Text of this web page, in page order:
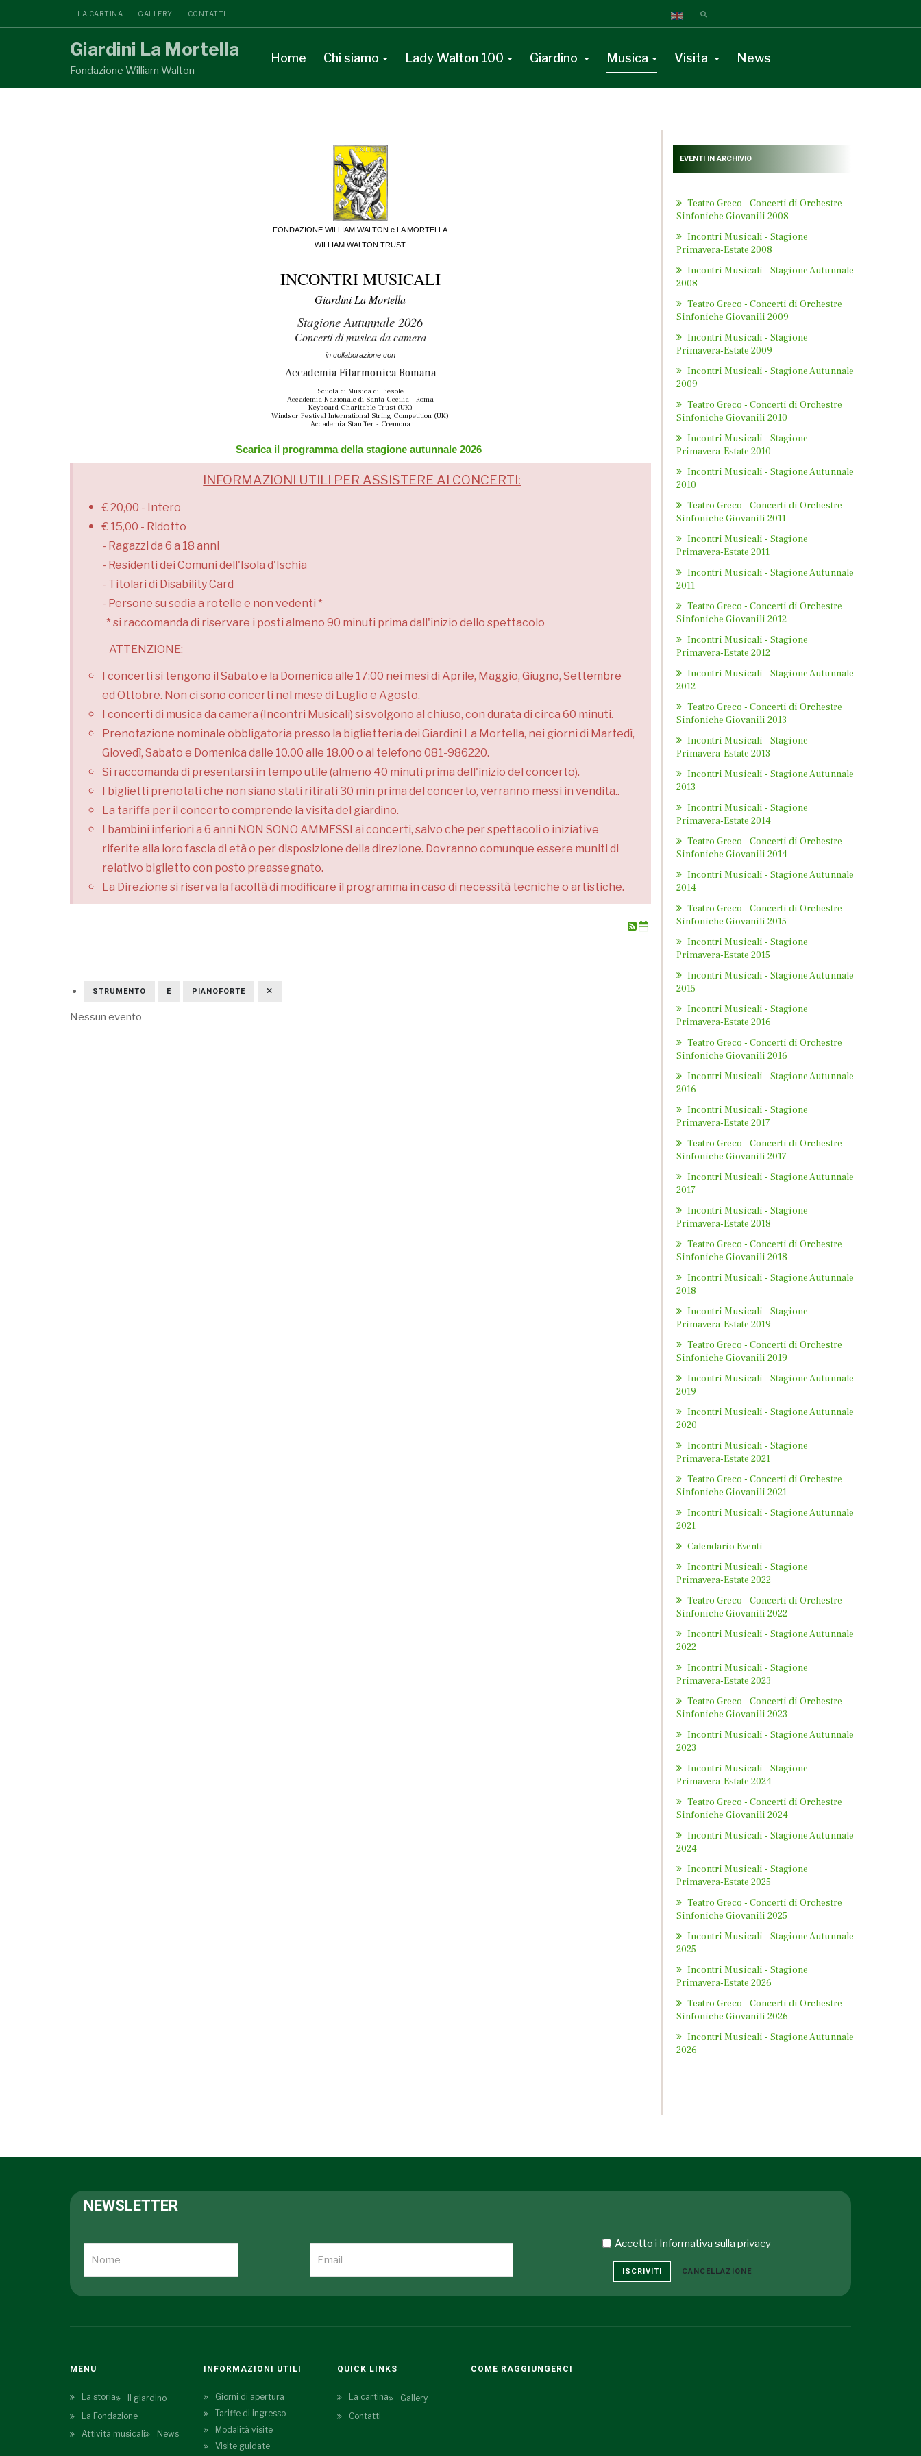
LA CARTINA GALLERY CONTATTI
Giardini La Mortella
Fondazione William Walton
Home Chi siamo Lady Walton 100 Giardino Musica Visita News
FONDAZIONE WILLIAM WALTON e LA MORTELLA
WILLIAM WALTON TRUST
INCONTRI MUSICALI
Giardini La Mortella
Stagione Autunnale 2026
Concerti di musica da camera
in collaborazione con
Accademia Filarmonica Romana
Scuola di Musica di Fiesole
Accademia Nazionale di Santa Cecilia – Roma
Keyboard Charitable Trust (UK)
Windsor Festival International String Competition (UK)
Accademia Stauffer - Cremona
Scarica il programma della stagione autunnale 2026
INFORMAZIONI UTILI PER ASSISTERE AI CONCERTI:
€ 20,00 - Intero
€ 15,00 - Ridotto
- Ragazzi da 6 a 18 anni
- Residenti dei Comuni dell'Isola d'Ischia
- Titolari di Disability Card
- Persone su sedia a rotelle e non vedenti *
* si raccomanda di riservare i posti almeno 90 minuti prima dall'inizio dello spettacolo
ATTENZIONE:
I concerti si tengono il Sabato e la Domenica alle 17:00 nei mesi di Aprile, Maggio, Giugno, Settembre
ed Ottobre. Non ci sono concerti nel mese di Luglio e Agosto.
I concerti di musica da camera (Incontri Musicali) si svolgono al chiuso, con durata di circa 60 minuti.
Prenotazione nominale obbligatoria presso la biglietteria dei Giardini La Mortella, nei giorni di Martedì,
Giovedì, Sabato e Domenica dalle 10.00 alle 18.00 o al telefono 081-986220.
Si raccomanda di presentarsi in tempo utile (almeno 40 minuti prima dell'inizio del concerto).
I biglietti prenotati che non siano stati ritirati 30 min prima del concerto, verranno messi in vendita..
La tariffa per il concerto comprende la visita del giardino.
I bambini inferiori a 6 anni NON SONO AMMESSI ai concerti, salvo che per spettacoli o iniziative
riferite alla loro fascia di età o per disposizione della direzione. Dovranno comunque essere muniti di
relativo biglietto con posto preassegnato.
La Direzione si riserva la facoltà di modificare il programma in caso di necessità tecniche o artistiche.
STRUMENTO È PIANOFORTE
Nessun evento
EVENTI IN ARCHIVIO
Teatro Greco - Concerti di Orchestre
Sinfoniche Giovanili 2008
Incontri Musicali - Stagione
Primavera-Estate 2008
Incontri Musicali - Stagione Autunnale
2008
Teatro Greco - Concerti di Orchestre
Sinfoniche Giovanili 2009
Incontri Musicali - Stagione
Primavera-Estate 2009
Incontri Musicali - Stagione Autunnale
2009
Teatro Greco - Concerti di Orchestre
Sinfoniche Giovanili 2010
Incontri Musicali - Stagione
Primavera-Estate 2010
Incontri Musicali - Stagione Autunnale
2010
Teatro Greco - Concerti di Orchestre
Sinfoniche Giovanili 2011
Incontri Musicali - Stagione
Primavera-Estate 2011
Incontri Musicali - Stagione Autunnale
2011
Teatro Greco - Concerti di Orchestre
Sinfoniche Giovanili 2012
Incontri Musicali - Stagione
Primavera-Estate 2012
Incontri Musicali - Stagione Autunnale
2012
Teatro Greco - Concerti di Orchestre
Sinfoniche Giovanili 2013
Incontri Musicali - Stagione
Primavera-Estate 2013
Incontri Musicali - Stagione Autunnale
2013
Incontri Musicali - Stagione
Primavera-Estate 2014
Teatro Greco - Concerti di Orchestre
Sinfoniche Giovanili 2014
Incontri Musicali - Stagione Autunnale
2014
Teatro Greco - Concerti di Orchestre
Sinfoniche Giovanili 2015
Incontri Musicali - Stagione
Primavera-Estate 2015
Incontri Musicali - Stagione Autunnale
2015
Incontri Musicali - Stagione
Primavera-Estate 2016
Teatro Greco - Concerti di Orchestre
Sinfoniche Giovanili 2016
Incontri Musicali - Stagione Autunnale
2016
Incontri Musicali - Stagione
Primavera-Estate 2017
Teatro Greco - Concerti di Orchestre
Sinfoniche Giovanili 2017
Incontri Musicali - Stagione Autunnale
2017
Incontri Musicali - Stagione
Primavera-Estate 2018
Teatro Greco - Concerti di Orchestre
Sinfoniche Giovanili 2018
Incontri Musicali - Stagione Autunnale
2018
Incontri Musicali - Stagione
Primavera-Estate 2019
Teatro Greco - Concerti di Orchestre
Sinfoniche Giovanili 2019
Incontri Musicali - Stagione Autunnale
2019
Incontri Musicali - Stagione Autunnale
2020
Incontri Musicali - Stagione
Primavera-Estate 2021
Teatro Greco - Concerti di Orchestre
Sinfoniche Giovanili 2021
Incontri Musicali - Stagione Autunnale
2021
Calendario Eventi
Incontri Musicali - Stagione
Primavera-Estate 2022
Teatro Greco - Concerti di Orchestre
Sinfoniche Giovanili 2022
Incontri Musicali - Stagione Autunnale
2022
Incontri Musicali - Stagione
Primavera-Estate 2023
Teatro Greco - Concerti di Orchestre
Sinfoniche Giovanili 2023
Incontri Musicali - Stagione Autunnale
2023
Incontri Musicali - Stagione
Primavera-Estate 2024
Teatro Greco - Concerti di Orchestre
Sinfoniche Giovanili 2024
Incontri Musicali - Stagione Autunnale
2024
Incontri Musicali - Stagione
Primavera-Estate 2025
Teatro Greco - Concerti di Orchestre
Sinfoniche Giovanili 2025
Incontri Musicali - Stagione Autunnale
2025
Incontri Musicali - Stagione
Primavera-Estate 2026
Teatro Greco - Concerti di Orchestre
Sinfoniche Giovanili 2026
Incontri Musicali - Stagione Autunnale
2026
NEWSLETTER
Accetto i Informativa sulla privacy
ISCRIVITI CANCELLAZIONE
MENU
La storia
Il giardino
La Fondazione
Attività musicali
News
INFORMAZIONI UTILI
Giorni di apertura
Tariffe di ingresso
Modalità visite
Visite guidate
QUICK LINKS
La cartina
Gallery
Contatti
COME RAGGIUNGERCI